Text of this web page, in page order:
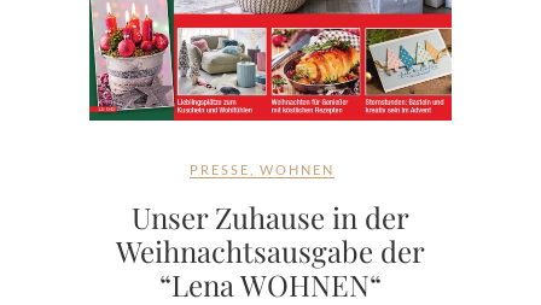
PRESSE WOHNEN
Unser Zuhause in der
Weihnachtsausgabe der
“Lena WOHNEN“